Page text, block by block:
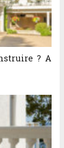
? A